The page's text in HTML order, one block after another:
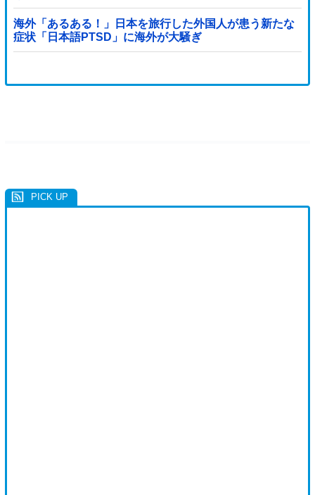
海外「あるある！」日本を旅行した外国人が患う新たな
症状「日本語PTSD」に海外が大騒ぎ